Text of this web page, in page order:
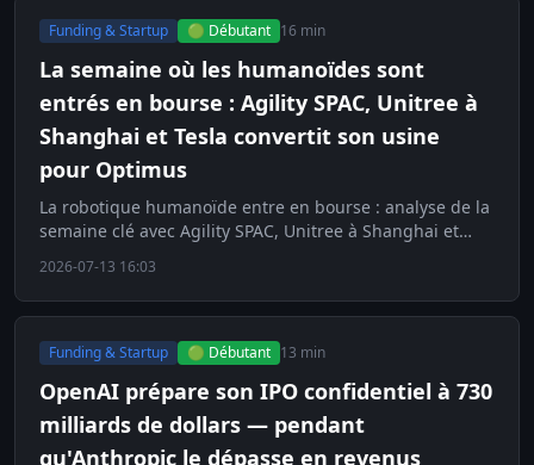
Funding & Startup 🟢 Débutant 16 min
La semaine où les humanoïdes sont
entrés en bourse : Agility SPAC, Unitree à
Shanghai et Tesla convertit son usine
pour Optimus
La robotique humanoïde entre en bourse : analyse de la
semaine clé avec Agility SPAC, Unitree à Shanghai et
2026-07-13 16:03
Funding & Startup 🟢 Débutant 13 min
OpenAI prépare son IPO confidentiel à 730
milliards de dollars — pendant
qu'Anthropic le dépasse en revenus